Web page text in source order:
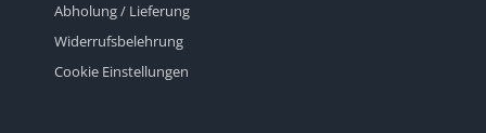
Abholung / Lieferung
Widerrufsbelehrung
Cookie Einstellungen